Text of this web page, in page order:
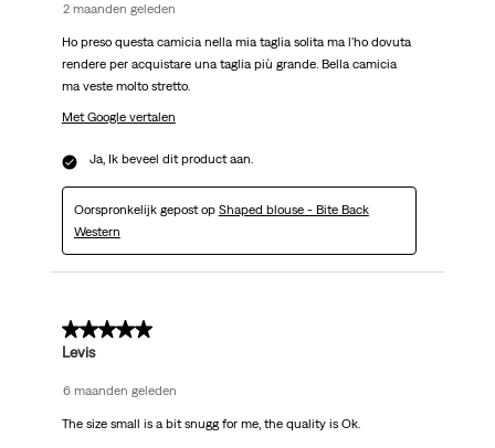
2 maanden geleden
Ho preso questa camicia nella mia taglia solita ma l'ho dovuta
rendere per acquistare una taglia più grande. Bella camicia
ma veste molto stretto.
Met Google vertalen
Ja, Ik beveel dit product aan.
Oorspronkelijk gepost op Shaped blouse - Bite Back
Western
4 van 5 sterren.
Levis
6 maanden geleden
The size small is a bit snugg for me, the quality is Ok.